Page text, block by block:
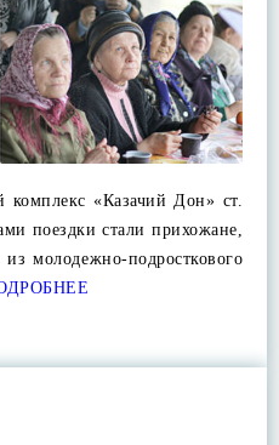
комплекс «Казачий Дон» ст.
поездки стали прихожане,
молодежно-подросткового